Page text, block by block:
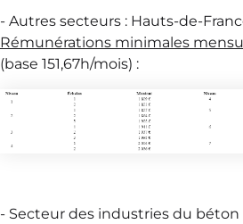
- Autres secteurs : Hauts-de-
Rémunérations minimales
(base 151,67h/mois) :
- Secteur des industries du